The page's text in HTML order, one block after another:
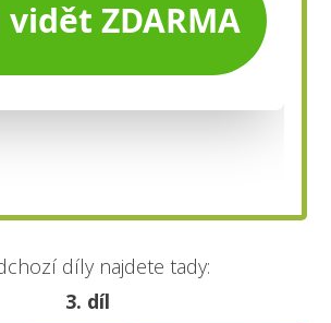
díly najdete tady:
3. díl